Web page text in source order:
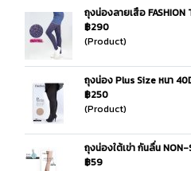
ถุงน่องลายเสือ FASHION
฿290
(Product)
ถุงน่อง Plus Size หนา
฿250
(Product)
ถุงน่องใต้เข่า กันลื่น
฿59